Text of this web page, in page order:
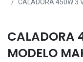
CALADORA 450W 3
CALADORA
MODELO